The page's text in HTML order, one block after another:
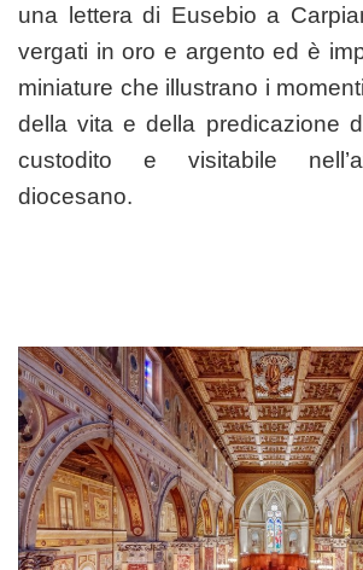
una lettera di Eusebio a
vergati in oro e argento ed è
miniature che illustrano i
della vita e della predicazione
custodito e visitabile
diocesano.